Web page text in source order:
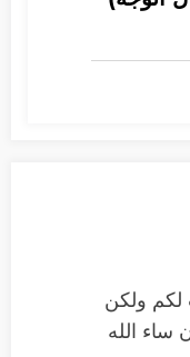
لكم ولكن
ساء الله